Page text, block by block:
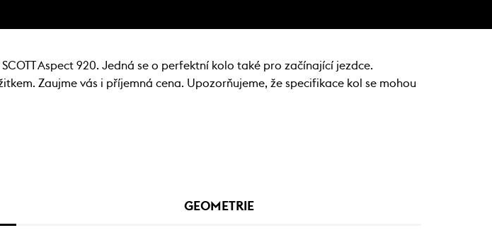
Aspect 920. Jedná se o perfektní kolo také pro začínající jezdce.
Zaujme vás i příjemná cena. Upozorňujeme, že specifikace kol se mohou
GEOMETRIE